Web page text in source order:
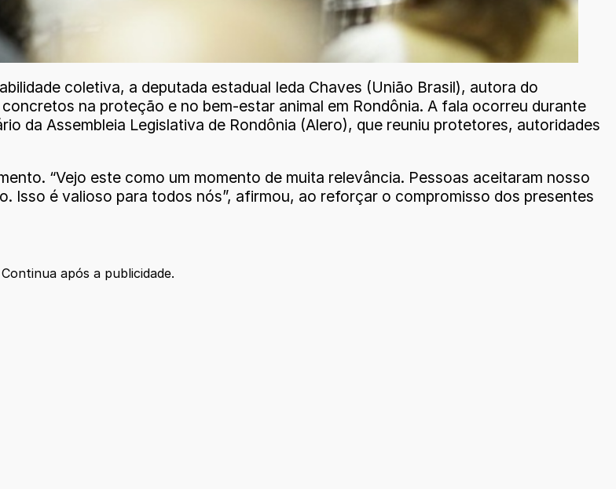
coletiva, a deputada estadual Ieda Chaves (União Brasil), autora do
na proteção e no bem-estar animal em Rondônia. A fala ocorreu durante
da Assembleia Legislativa de Rondônia (Alero), que reuniu protetores, autoridades
“Vejo este como um momento de muita relevância. Pessoas aceitaram nosso
Isso é valioso para todos nós”, afirmou, ao reforçar o compromisso dos presentes
Continua após a publicidade.